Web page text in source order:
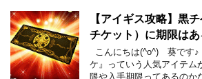
【アイギス攻略】黒
チケット）に期限は
こんにちは(^o^) 葵です♪
ケ』っていう人気アイテム
限や入手期限ってあるのか